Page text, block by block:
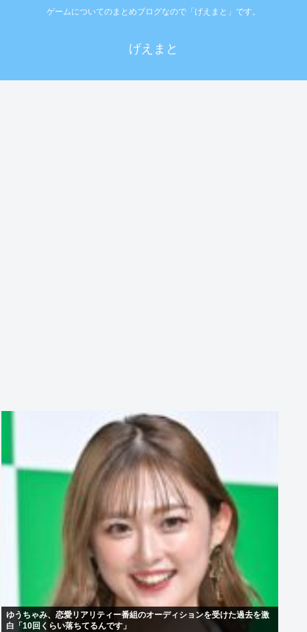
ゲームについてのまとめブログなので「げえまと」です。
げえまと
ゆうちゃみ、恋愛リアリティー番組のオーディションを受けた過去を激
白「10回くらい落ちてるんです」